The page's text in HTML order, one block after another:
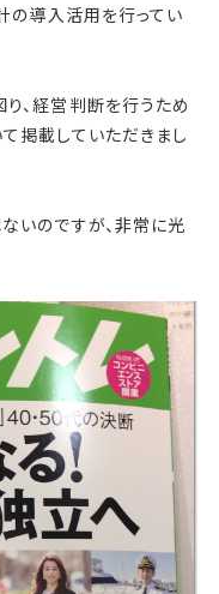
の導入活用を行ってい
、経営判断を行うため
掲載していただきまし
いのですが、非常に光